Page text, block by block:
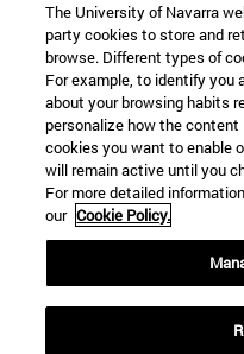
The University of Navarra
party cookies to store and
browse. Different types of
For example, to identify you
about your browsing habits
personalize how the
cookies you want to enable
will remain active until you
For more detailed
our Cookie Policy.